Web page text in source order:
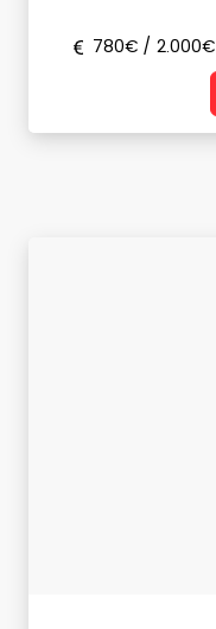
780€ / 2.000€